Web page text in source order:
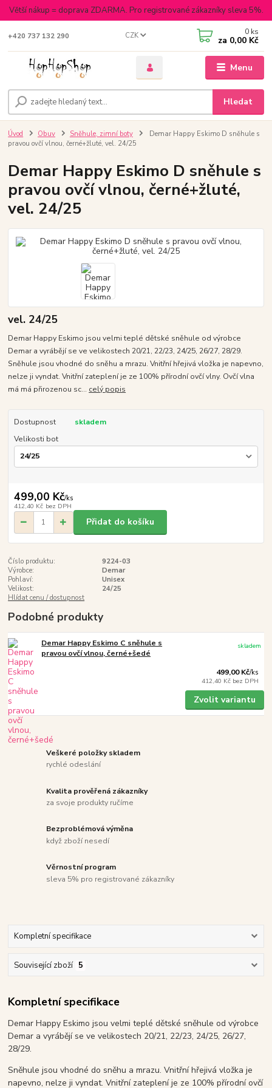
Větší nákup = doprava ZDARMA. Pro registrované zákazníky sleva 5%.
Menu
CZK
Hledat
+420 737 132 290 0 ks
za 0,00 Kč
Úvod Obuv Sněhule, zimní boty
Demar Happy Eskimo D sněhule s
pravou ovčí vlnou, černé+žluté, vel. 24/25
Demar Happy Eskimo D sněhule s
pravou ovčí vlnou, černé+žluté,
vel. 24/25
vel. 24/25
Demar Happy Eskimo jsou velmi teplé dětské sněhule od výrobce
Demar a vyrábějí se ve velikostech 20/21, 22/23, 24/25, 26/27, 28/29.
Sněhule jsou vhodné do sněhu a mrazu. Vnitřní hřejivá vložka je napevno,
nelze ji vyndat. Vnitřní zateplení je ze 100% přírodní ovčí vlny. Ovčí vlna
má má přirozenou sc... celý popis
Dostupnost
skladem
Velikosti bot
499,00 Kč/ks
412,40 Kč bez DPH
Přidat do košíku
Číslo produktu:
9224-03
Výrobce:
Demar
Pohlaví:
Unisex
Velikost:
24/25
Hlídat cenu / dostupnost
Podobné produkty
Demar Happy Eskimo C sněhule s
pravou ovčí vlnou, černé+šedé
499,00 Kč/ks
412,40 Kč bez DPH
skladem
Zvolit variantu
Veškeré položky skladem
rychlé odeslání
Kvalita prověřená zákazníky
za svoje produkty ručíme
Bezproblémová výměna
když zboží nesedí
Věrnostní program
sleva 5% pro registrované zákazníky
Kompletní specifikace
Související zboží 5
Kompletní specifikace
Demar Happy Eskimo jsou velmi teplé dětské sněhule od výrobce
Demar a vyrábějí se ve velikostech 20/21, 22/23, 24/25, 26/27,
28/29.
Sněhule jsou vhodné do sněhu a mrazu. Vnitřní hřejivá vložka je
napevno, nelze ji vyndat. Vnitřní zateplení je ze 100% přírodní ovčí